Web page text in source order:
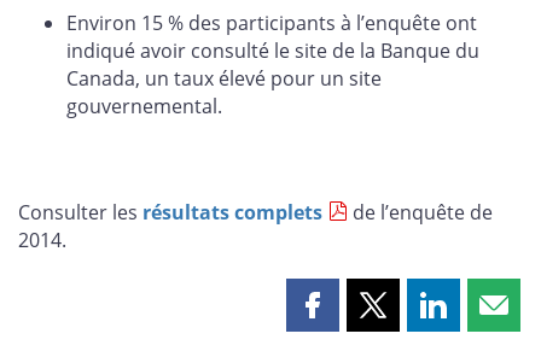
Environ 15 % des participants à l’enquête ont
indiqué avoir consulté le site de la Banque du
Canada, un taux élevé pour un site
gouvernemental.
Consulter les résultats complets
de l’enquête de
2014.
PartagerPartagerPartager